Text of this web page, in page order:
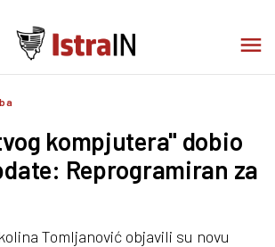
kompjutera" dobio
Reprogramiran za
Tomljanović objavili su novu